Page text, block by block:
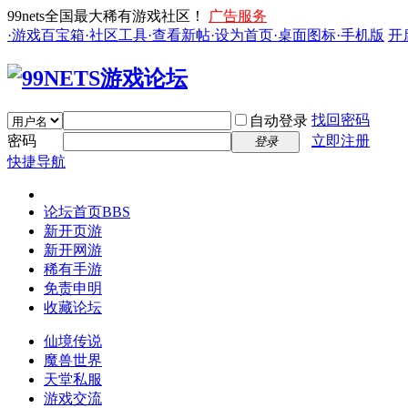
99nets全国最大稀有游戏社区！
广告服务
·游戏百宝箱·社区工具·查看新帖·设为首页·桌面图标·手机版 开
自动登录 找回密码
密码
登录
立即注册
快捷导航
论坛首页BBS
新开页游
新开网游
稀有手游
免责申明
收藏论坛
仙境传说
魔兽世界
天堂私服
游戏交流